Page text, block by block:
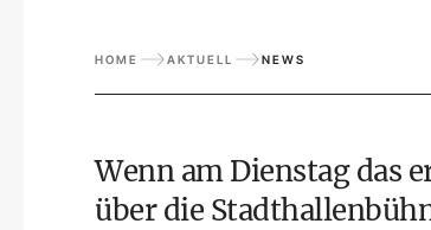
HOME AKTUELL NEWS
Wenn am Dienstag das
über die